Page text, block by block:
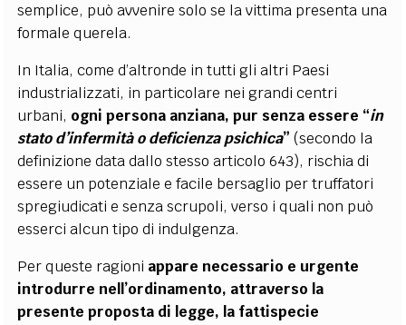
semplice, può avvenire solo se la vittima presenta una
formale querela.
In Italia, come d’altronde in tutti gli altri Paesi
industrializzati, in particolare nei grandi centri
urbani, ogni persona anziana, pur senza essere “in
stato d’infermità o deficienza psichica” (secondo la
definizione data dallo stesso articolo 643), rischia di
essere un potenziale e facile bersaglio per truffatori
spregiudicati e senza scrupoli, verso i quali non può
esserci alcun tipo di indulgenza.
Per queste ragioni appare necessario e urgente
introdurre nell’ordinamento, attraverso la
presente proposta di legge, la fattispecie